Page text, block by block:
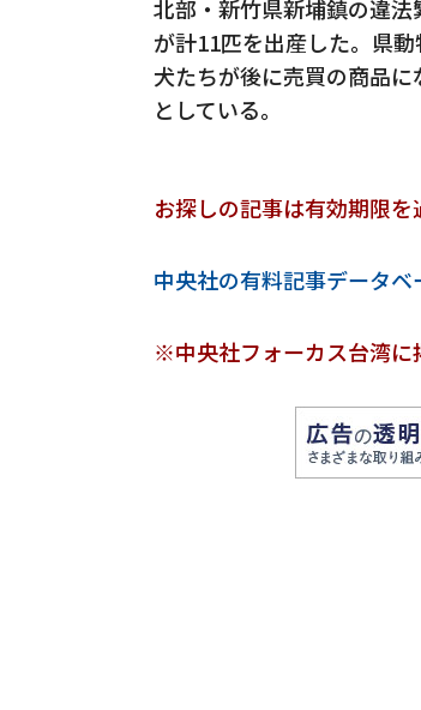
北部・新竹県新埔鎮の違
が計11匹を出産した。県
犬たちが後に売買の商品
としている。
お探しの記事は有効期限を
中央社の有料記事データベ
※中央社フォーカス台湾に